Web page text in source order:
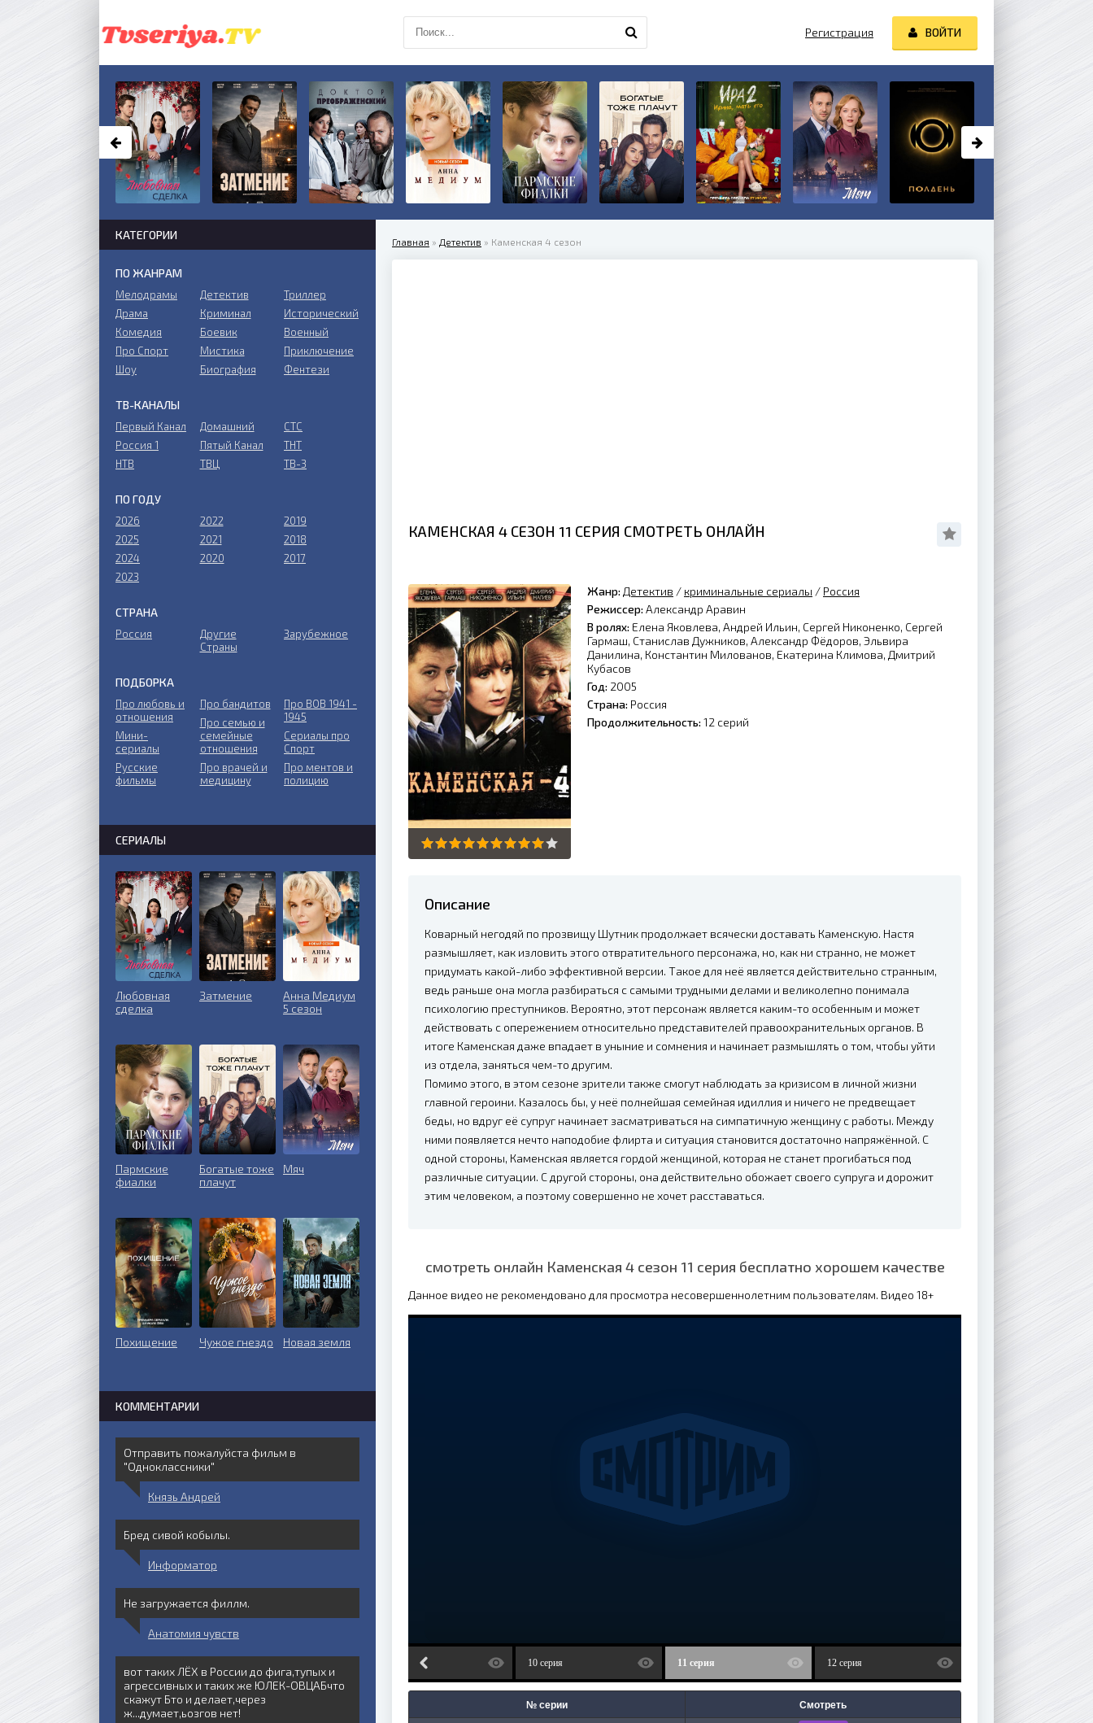
Главная » Детектив » Каменская 4 сезон
КАМЕНСКАЯ 4 СЕЗОН 11 СЕРИЯ СМОТРЕТЬ ОНЛАЙН
Жанр: Детектив / криминальные сериалы / Россия
Режиссер: Александр Аравин
В ролях: Елена Яковлева, Андрей Ильин, Сергей Никоненко, Сергей
Гармаш, Станислав Дужников, Александр Фёдоров, Эльвира
Данилина, Константин Милованов, Екатерина Климова, Дмитрий
Кубасов
Год: 2005
Страна: Россия
Продолжительность: 12 серий
Описание
Коварный негодяй по прозвищу Шутник продолжает всячески доставать Каменскую. Настя
размышляет, как изловить этого отвратительного персонажа, но, как ни странно, не может
придумать какой-либо эффективной версии. Такое для неё является действительно странным,
ведь раньше она могла разбираться с самыми трудными делами и великолепно понимала
психологию преступников. Вероятно, этот персонаж является каким-то особенным и может
действовать с опережением относительно представителей правоохранительных органов. В
итоге Каменская даже впадает в уныние и сомнения и начинает размышлять о том, чтобы уйти
из отдела, заняться чем-то другим.
Помимо этого, в этом сезоне зрители также смогут наблюдать за кризисом в личной жизни
главной героини. Казалось бы, у неё полнейшая семейная идиллия и ничего не предвещает
беды, но вдруг её супруг начинает засматриваться на симпатичную женщину с работы. Между
ними появляется нечто наподобие флирта и ситуация становится достаточно напряжённой. С
одной стороны, Каменская является гордой женщиной, которая не станет прогибаться под
различные ситуации. С другой стороны, она действительно обожает своего супруга и дорожит
этим человеком, а поэтому совершенно не хочет расставаться.
смотреть онлайн Каменская 4 сезон 11 серия бесплатно хорошем качестве
Данное видео не рекомендовано для просмотра несовершеннолетним пользователям. Видео 18+
10 серия 11 серия 12 серия
№ серии Смотреть
КАТЕГОРИИ
ПО ЖАНРАМ
Мелодрамы
Драма
Комедия
Про Спорт
Шоу
Детектив
Криминал
Боевик
Мистика
Биография
Триллер
Исторический
Военный
Приключение
Фентези
ТВ-КАНАЛЫ
Первый Канал
Россия 1
НТВ
Домашний
Пятый Канал
ТВЦ
СТС
ТНТ
ТВ-3
ПО ГОДУ
2026
2025
2024
2023
2022
2021
2020
2019
2018
2017
СТРАНА
Россия
Другие
Страны
Зарубежное
ПОДБОРКА
Про любовь и
отношения
Мини-
сериалы
Русские
фильмы
Про бандитов
Пpo ceмью и
ceмeйныe
oтнoшeния
Пpo врачей и
медицину
Пpo ВОВ 1941 -
1945
Сериалы про
Спорт
Про ментов и
полицию
СЕРИАЛЫ
Любовная
сделка
Затмение
Анна Медиум
5 сезон
Пармские
фиалки
Богатые тоже
плачут
Мяч
Похищение Чужое гнездо Новая земля
КОММЕНТАРИИ
Отправить пожалуйста фильм в
"Одноклассники"
Князь Андрей
Бред сивой кобылы.
Информатор
Не загружается филлм.
Анатомия чувств
вот таких ЛЁХ в России до фига,тупых и
агрессивных и таких же ЮЛЕК-ОВЦАБчто
скажут Бто и делает,через
ж...думает,ьозгов нет!
Регистрация ВОЙТИ